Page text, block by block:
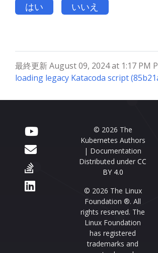
はい いいえ
最終更新 August 09, 2024 at 1:17 PM
loading legacy Katacoda script
© 2026 The
Kubernetes Authors
| Documentation
Distributed under CC
BY 4.0
© 2026 The Linux
Foundation ®. All
rights reserved. The
Linux Foundation
has registered
trademarks and